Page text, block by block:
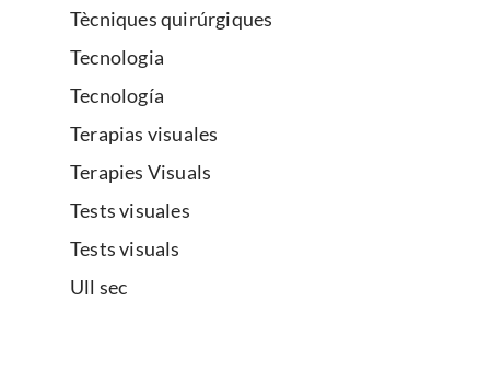
Tècniques quirúrgiques
Tecnologia
Tecnología
Terapias visuales
Terapies Visuals
Tests visuales
Tests visuals
Ull sec